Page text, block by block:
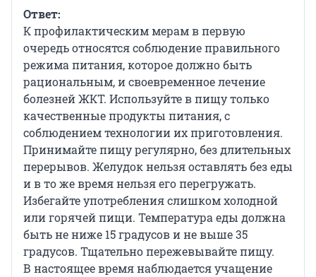
Ответ:
К профилактическим мерам в первую
очередь относятся соблюдение правильного
режима питания, которое должно быть
рациональным, и своевременное лечение
болезней ЖКТ. Используйте в пищу только
качественные продукты питания, с
соблюдением технологии их приготовления.
Принимайте пищу регулярно, без длительных
перерывов. Желудок нельзя оставлять без еды
и в то же время нельзя его перегружать.
Избегайте употребления слишком холодной
или горячей пищи. Температура еды должна
быть не ниже 15 градусов и не выше 35
градусов. Тщательно пережевывайте пищу.
В настоящее время наблюдается учащение